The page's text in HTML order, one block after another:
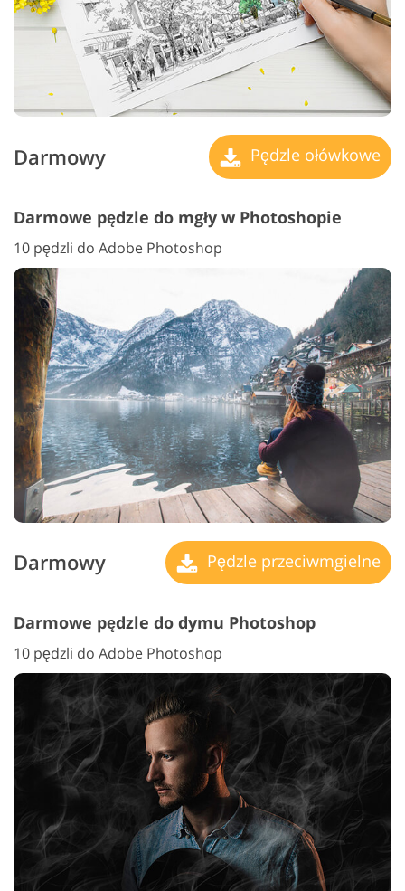
Darmowy Pędzle ołówkowe
Darmowe pędzle do mgły w Photoshopie
10 pędzli do Adobe Photoshop
Darmowy Pędzle przeciwmgielne
Darmowe pędzle do dymu Photoshop
10 pędzli do Adobe Photoshop